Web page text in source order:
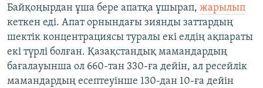
Байқоңырдан ұша бере апатқа ұшырап, жарылып
кеткен еді. Апат орнындағы зиянды заттардың
шектік концентрациясы туралы екі елдің ақпараты
екі түрлі болған. Қазақстандық мамандардың
бағалауынша ол 660-тан 330-ға дейін, ал ресейлік
мамандардың есептеуінше 130-дан 10-ға дейін